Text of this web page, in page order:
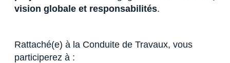
vision globale et responsabilités.
Rattaché(e) à la Conduite de Travaux, vous
participerez à :